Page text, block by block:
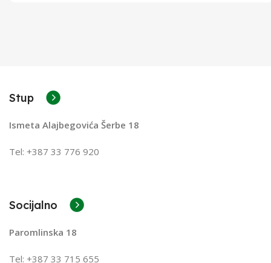
Stup
Ismeta Alajbegovića Šerbe 18
Tel: +387 33 776 920
Socijalno
Paromlinska 18
Tel: +387 33 715 655